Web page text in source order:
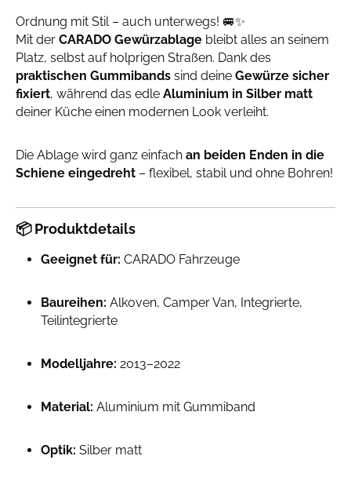
Ordnung mit Stil – auch unterwegs! 🚐✨
Mit der CARADO Gewürzablage bleibt alles an seinem
Platz, selbst auf holprigen Straßen. Dank des
praktischen Gummibands sind deine Gewürze sicher
fixiert, während das edle Aluminium in Silber matt
deiner Küche einen modernen Look verleiht.
Die Ablage wird ganz einfach an beiden Enden in die
Schiene eingedreht – flexibel, stabil und ohne Bohren!
📦Produktdetails
Geeignet für: CARADO Fahrzeuge
Baureihen: Alkoven, Camper Van, Integrierte,
Teilintegrierte
Modelljahre: 2013–2022
Material: Aluminium mit Gummiband
Optik: Silber matt